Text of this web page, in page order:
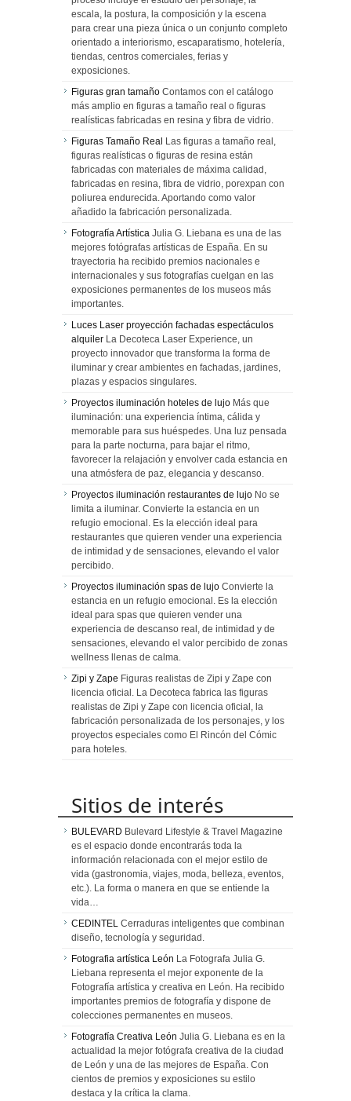
escala, la postura, la composición y la escena
para crear una pieza única o un conjunto completo
orientado a interiorismo, escaparatismo, hotelería,
tiendas, centros comerciales, ferias y
exposiciones.
Figuras gran tamaño Contamos con el catálogo
más amplio en figuras a tamaño real o figuras
realísticas fabricadas en resina y fibra de vidrio.
Figuras Tamaño Real Las figuras a tamaño real,
figuras realísticas o figuras de resina están
fabricadas con materiales de máxima calidad,
fabricadas en resina, fibra de vidrio, porexpan con
poliurea endurecida. Aportando como valor
añadido la fabricación personalizada.
Fotografía Artística Julia G. Liebana es una de las
mejores fotógrafas artísticas de España. En su
trayectoria ha recibido premios nacionales e
internacionales y sus fotografías cuelgan en las
exposiciones permanentes de los museos más
importantes.
Luces Laser proyección fachadas espectáculos
alquiler La Decoteca Laser Experience, un
proyecto innovador que transforma la forma de
iluminar y crear ambientes en fachadas, jardines,
plazas y espacios singulares.
Proyectos iluminación hoteles de lujo Más que
iluminación: una experiencia íntima, cálida y
memorable para sus huéspedes. Una luz pensada
para la parte nocturna, para bajar el ritmo,
favorecer la relajación y envolver cada estancia en
una atmósfera de paz, elegancia y descanso.
Proyectos iluminación restaurantes de lujo No se
limita a iluminar. Convierte la estancia en un
refugio emocional. Es la elección ideal para
restaurantes que quieren vender una experiencia
de intimidad y de sensaciones, elevando el valor
percibido.
Proyectos iluminación spas de lujo Convierte la
estancia en un refugio emocional. Es la elección
ideal para spas que quieren vender una
experiencia de descanso real, de intimidad y de
sensaciones, elevando el valor percibido de zonas
wellness llenas de calma.
Zipi y Zape Figuras realistas de Zipi y Zape con
licencia oficial. La Decoteca fabrica las figuras
realistas de Zipi y Zape con licencia oficial, la
fabricación personalizada de los personajes, y los
proyectos especiales como El Rincón del Cómic
para hoteles.
Sitios de interés
BULEVARD Bulevard Lifestyle & Travel Magazine
es el espacio donde encontrarás toda la
información relacionada con el mejor estilo de
vida (gastronomia, viajes, moda, belleza, eventos,
etc.). La forma o manera en que se entiende la
vida…
CEDINTEL Cerraduras inteligentes que combinan
diseño, tecnología y seguridad.
Fotografia artística León La Fotografa Julia G.
Liebana representa el mejor exponente de la
Fotografía artística y creativa en León. Ha recibido
importantes premios de fotografía y dispone de
colecciones permanentes en museos.
Fotografía Creativa León Julia G. Liebana es en la
actualidad la mejor fotógrafa creativa de la ciudad
de León y una de las mejores de España. Con
cientos de premios y exposiciones su estilo
destaca y la crítica la clama.